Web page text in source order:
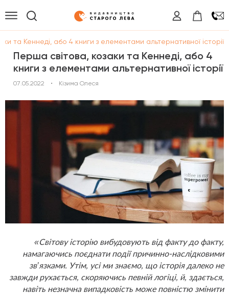
та Кеннеді, або 4 книги з елементами альтернативної історії
Перша світова, козаки та Кеннеді, або 4
книги з елементами альтернативної історії
07.05.2022 • Кізима Олеся
«Світову історію вибудовують від факту до факту,
намагаючись поєднати події причинно-наслідковими
зв’язками. Утім, усі ми знаємо, що історія далеко не
завжди рухається, скоряючись певній логіці, й, здається,
навіть незначна випадковість може повністю змінити